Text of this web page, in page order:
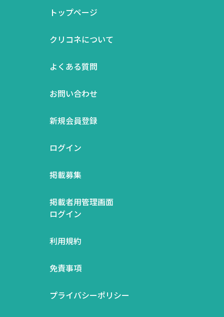
トップページ
クリコネについて
よくある質問
お問い合わせ
新規会員登録
ログイン
掲載募集
掲載者用管理画面
ログイン
利用規約
免責事項
プライバシーポリシー